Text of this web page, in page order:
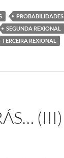
PROBABILIDADES
SEGUNDA REXIONAL
TERCEIRA REXIONAL
(III)